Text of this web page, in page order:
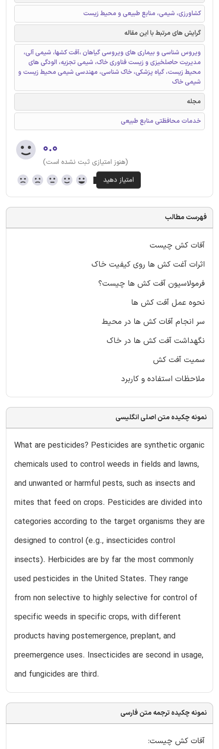
کشاورزی، شیمی، منابع طبیعی و محیط زیست
گرایش های مرتبط با این مقاله
ویروس شناسی و بیماری های ویروسی گیاهان ،آفت کشها، شیمی آلی،
مدیریت حاصلخیزی و زیست فناوری خاک، شیمی تجزیه، الودگی های
محیط زیست، گیاه پزشکی، خاک شناسی، مهندسی شیمی محیط زیست و
شیمی خاک
مجله
خدمات محافظتی منابع طبیعی
۰.۰
(هنوز امتیازی ثبت نشده است)
فهرست مطالب
آفات کش چیست
اثرات آغت کش ها روی کیفیت خاک
فرمولاسیون آفت کش ها چیست؟
نحوه عمل آفت کش ها
سر انجام آفات کش ها در محیط
نگهداشت آفت کش ها در خاک
سمیت آفت کش
ملاحظات استفاده و کاربرد
نمونه چکیده متن اصلی انگلیسی
What are pesticides? Pesticides are synthetic organic
chemicals used to control weeds in fields and lawns,
and unwanted or harmful pests, such as insects and
mites that feed on crops. Pesticides are divided into
categories according to the target organisms they are
designed to control (e.g., insecticides control
insects). Herbicides are by far the most commonly
used pesticides in the United States. They range
from non selective to highly selective for control of
specific weeds in specific crops, with different
products having postemergence, preplant, and
preemergence uses. Insecticides are second in usage,
and fungicides are third.
نمونه چکیده ترجمه متن فارسی
آفات کش چیست: